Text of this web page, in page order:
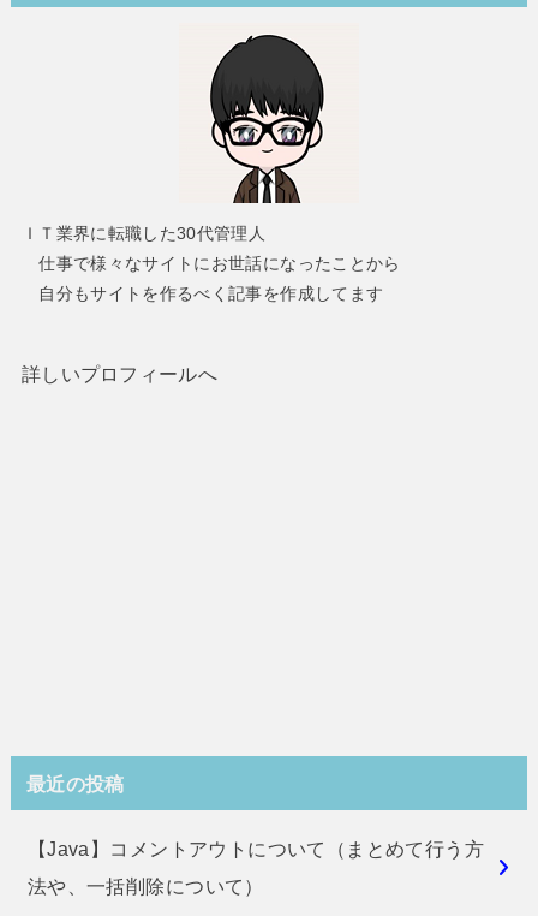
ＩＴ業界に転職した30代管理人
仕事で様々なサイトにお世話になったことから
自分もサイトを作るべく記事を作成してます
詳しいプロフィールへ
最近の投稿
【Java】コメントアウトについて（まとめて行う方
法や、一括削除について）